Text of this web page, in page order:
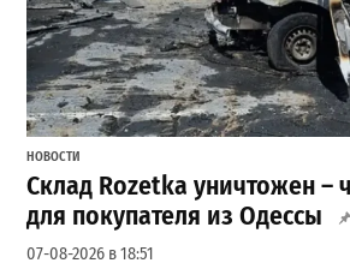
НОВОСТИ
Склад Rozetka уничтожен –
для покупателя из Одессы
07-08-2026 в 18:51